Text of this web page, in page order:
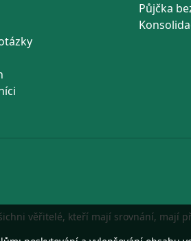
Půjčka
věřitelé, kteří mají srovnání, mají